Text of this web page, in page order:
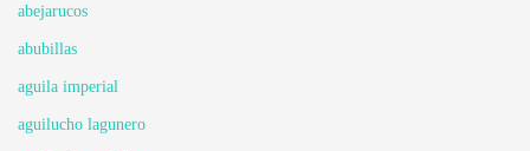
abejarucos
abubillas
aguila imperial
aguilucho lagunero